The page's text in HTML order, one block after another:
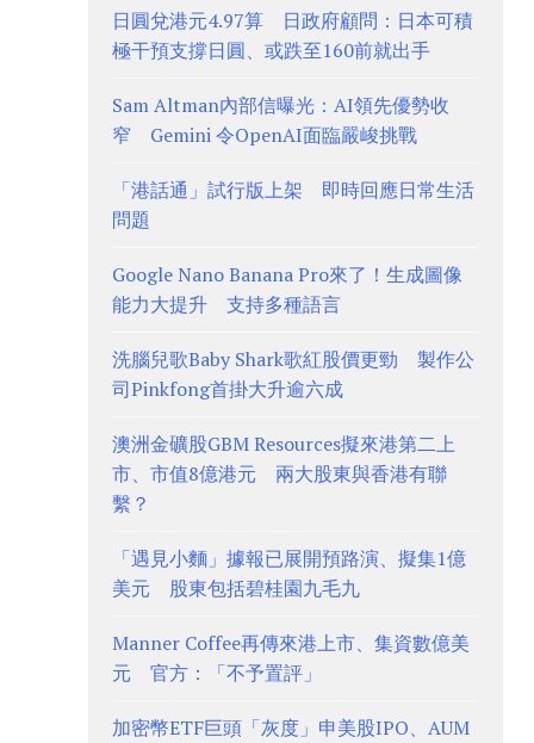
日圓兌港元4.97算 日政府顧問：日本可積
極干預支撐日圓、或跌至160前就出手
Sam Altman內部信曝光：AI領先優勢收
窄 Gemini 令OpenAI面臨嚴峻挑戰
「港話通」試行版上架 即時回應日常生活
問題
Google Nano Banana Pro來了！生成圖像
能力大提升 支持多種語言
洗腦兒歌Baby Shark歌紅股價更勁 製作公
司Pinkfong首掛大升逾六成
澳洲金礦股GBM Resources擬來港第二上
市、市值8億港元 兩大股東與香港有聯
繫？
「遇見小麵」據報已展開預路演、擬集1億
美元 股東包括碧桂園九毛九
Manner Coffee再傳來港上市、集資數億美
元 官方：「不予置評」
加密幣ETF巨頭「灰度」申美股IPO、AUM